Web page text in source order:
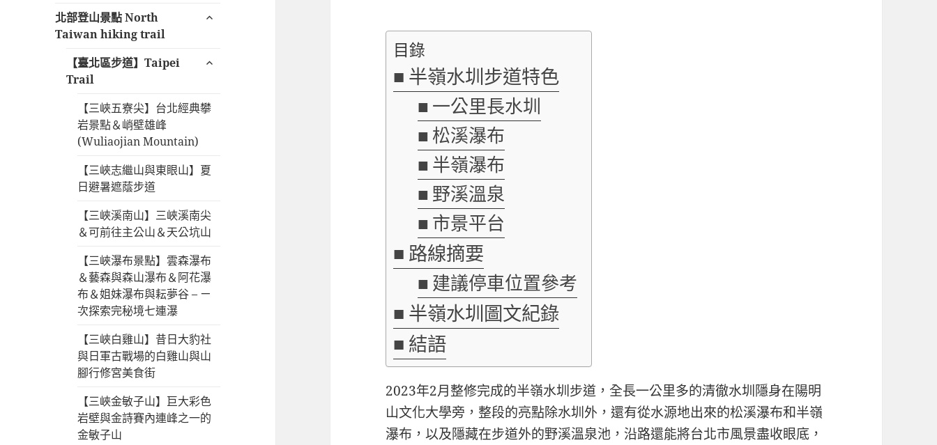
子
北部登山景點 North
Taiwan hiking trail
展
選
【臺北區步道】Taipei
Trail
展
選
【三峽五寮尖】台北經典攀
岩景點＆峭壁雄峰
(Wuliaojian Mountain)
【三峽志繼山與東眼山】夏
日避暑遮蔭步道
【三峽溪南山】三峽溪南尖
＆可前往主公山＆天公坑山
【三峽瀑布景點】雲森瀑布
＆藝森與森山瀑布＆阿花瀑
布＆姐妹瀑布與耘夢谷 – ㄧ
次探索完秘境七連瀑
【三峽白雞山】昔日大豹社
與日軍古戰場的白雞山與山
腳行修宮美食街
【三峽金敏子山】巨大彩色
岩壁與金詩賽內連峰之一的
金敏子山
目錄
半嶺水圳步道特色
一公里長水圳
松溪瀑布
半嶺瀑布
野溪溫泉
市景平台
路線摘要
建議停車位置參考
半嶺水圳圖文紀錄
結語
2023年2月整修完成的半嶺水圳步道，全長一公里多的清徹水圳隱身在陽明
山文化大學旁，整段的亮點除水圳外，還有從水源地出來的松溪瀑布和半嶺
瀑布，以及隱藏在步道外的野溪溫泉池，沿路還能將台北市風景盡收眼底，